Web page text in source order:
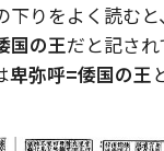
下りをよく読む
国の王だと記さ
卑弥呼=倭国の王